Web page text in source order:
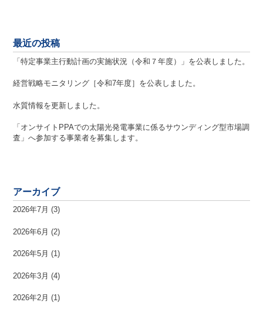
最近の投稿
「特定事業主行動計画の実施状況（令和７年度）」を公表しました。
経営戦略モニタリング［令和7年度］を公表しました。
水質情報を更新しました。
「オンサイトPPAでの太陽光発電事業に係るサウンディング型市場調
査」へ参加する事業者を募集します。
アーカイブ
2026年7月 (3)
2026年6月 (2)
2026年5月 (1)
2026年3月 (4)
2026年2月 (1)